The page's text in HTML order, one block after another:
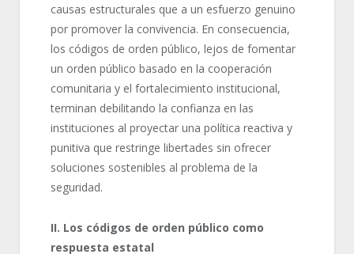
causas estructurales que a un esfuerzo genuino
por promover la convivencia. En consecuencia,
los códigos de orden público, lejos de fomentar
un orden público basado en la cooperación
comunitaria y el fortalecimiento institucional,
terminan debilitando la confianza en las
instituciones al proyectar una política reactiva y
punitiva que restringe libertades sin ofrecer
soluciones sostenibles al problema de la
seguridad.
II. Los códigos de orden público como
respuesta estatal